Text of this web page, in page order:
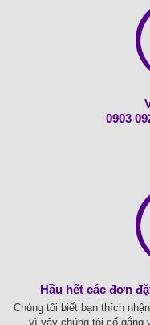
0903
Hầu hết các đơn
Chúng tôi biết bạn thích
vì vậy chúng tôi cố gắng